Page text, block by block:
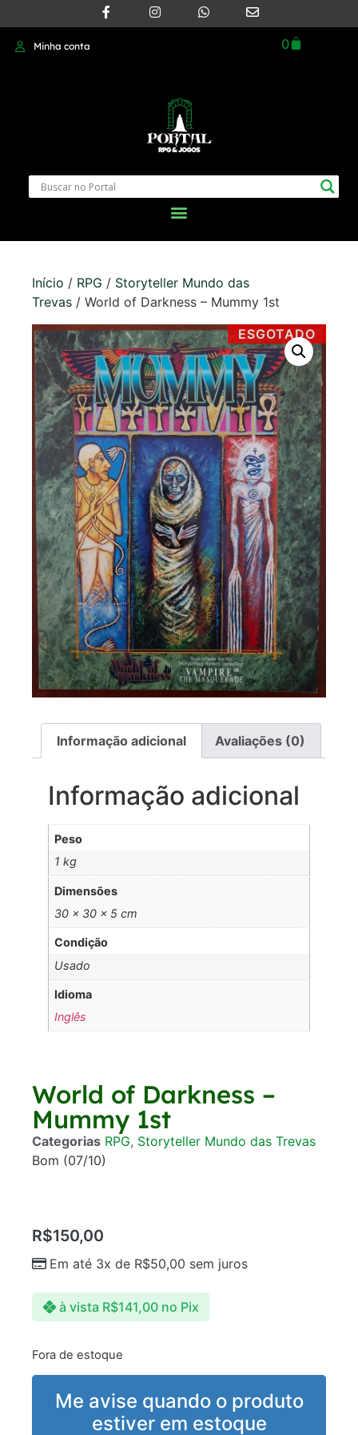
Minha conta 0
Início / RPG / Storyteller Mundo das
Trevas / World of Darkness – Mummy 1st
ESGOTADO
Informação adicional Avaliações (0)
Informação adicional
Peso
1 kg
Dimensões
30 × 30 × 5 cm
Condição
Usado
Idioma
Inglês
World of Darkness –
Mummy 1st
Categorias RPG, Storyteller Mundo das Trevas
Bom (07/10)
R$150,00
Em até 3x de R$50,00 sem juros
à vista R$141,00 no Pix
Fora de estoque
Me avise quando o produto
estiver em estoque